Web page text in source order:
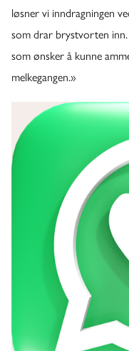
løsner vi inndragningen
som drar brystvorten
som ønsker å kunne
melkegangen.»